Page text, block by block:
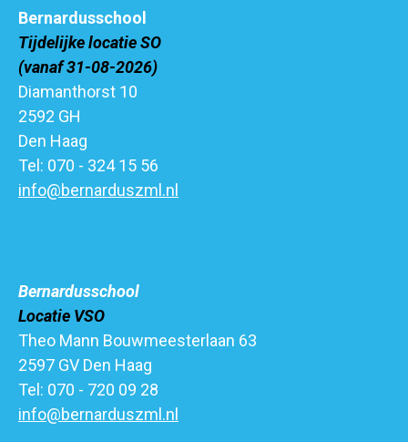
Bernardusschool
Tijdelijke locatie SO
(vanaf 31-08-2026)
Diamanthorst 10
2592 GH
Den Haag
Tel: 070 - 324 15 56
info@bernarduszml.nl
Bernardusschool
Locatie VSO
Theo Mann Bouwmeesterlaan 63
2597 GV Den Haag
Tel: 070 - 720 09 28
info@bernarduszml.nl